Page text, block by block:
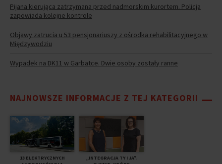
Pijana kierująca zatrzymana przed nadmorskim kurortem. Policja
zapowiada kolejne kontrole
Objawy zatrucia u 53 pensjonariuszy z ośrodka rehabilitacyjnego w
Międzywodziu
Wypadek na DK11 w Garbatce. Dwie osoby zostały ranne
NAJNOWSZE INFORMACJE Z TEJ KATEGORII
13 ELEKTRYCZNYCH
„INTEGRACJA TY I JA”.